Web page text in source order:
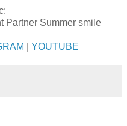
Partner Summer smile
YOUTUBE